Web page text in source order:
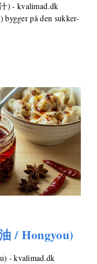
) - kvalimad.dk
bygger på den sukker-
/ Hongyou)
- kvalimad.dk